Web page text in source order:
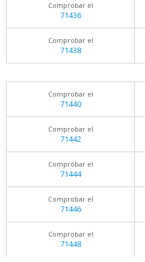
Comprobar el
71436
Comprobar el
71438
Comprobar el
71440
Comprobar el
71442
Comprobar el
71444
Comprobar el
71446
Comprobar el
71448